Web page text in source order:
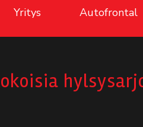
Yritys Autofrontal